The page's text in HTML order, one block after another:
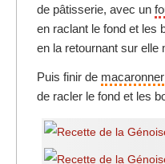
de pâtisserie, avec un
en raclant le fond et les
en la retournant sur elle
Puis finir de macaronner
de racler le fond et les